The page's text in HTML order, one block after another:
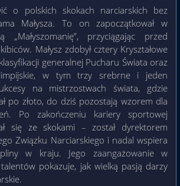
o polskich skokach narciarskich bez
Małysza. To on zapoczątkował w
„Małyszomanię”, przyciągając przed
Małysz zdobył cztery Kryształowe
generalnej Pucharu Świata oraz
w tym trzy srebrne i jeden
na mistrzostwach świata, gdzie
po złoto, do dziś pozostają wzorem dla
Po zakończeniu kariery sportowej
się ze skokami – został dyrektorem
Związku Narciarskiego i nadal wspiera
w kraju. Jego zaangażowanie w
pokazuje, jak wielką pasją darzy